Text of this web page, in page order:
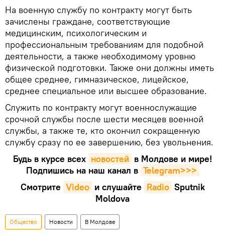
На военную службу по контракту могут быть
зачислены граждане, соответствующие
медицинским, психологическим и
профессиональным требованиям для подобной
деятельности, а также необходимому уровню
физической подготовки. Также они должны иметь
общее среднее, гимназическое, лицейское,
среднее специальное или высшее образование.
Служить по контракту могут военнослужащие
срочной службы после шести месяцев военной
службы, а также те, кто окончил сокращенную
службу сразу по ее завершению, без увольнения.
Будь в курсе всех новостей в Молдове и мире!
Подпишись на наш канал в Telegram>>>
Смотрите Video и слушайте Radio Sputnik
Moldova
Общество Новости В Молдове